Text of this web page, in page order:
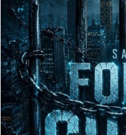
быть по-настоящему
Эта песня звучит на
интернациональный